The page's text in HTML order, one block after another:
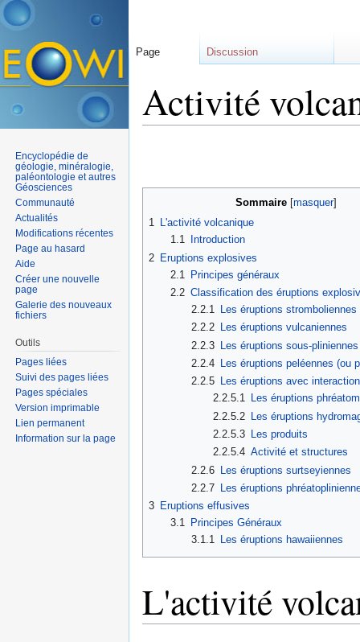
Activité
Sommaire[ masquer]
1 L'activité volcanique
1.1
Introduction
2 Eruptions explosives
2.1
Principes généraux
2.2 Classification des éruptions
2.2.1 Les éruptions stromboliennes
2.2.2 Les éruptions vulcaniennes
2.2.3
Les éruptions sous-
2.2.4 Les éruptions peléennes (ou
2.2.5 Les éruptions avec
2.2.5.1
Les éruptions
2.2.5.2 Les éruptions
2.2.5.3
Les produits
2.2.5.4 Activité et structures
2.2.6 Les éruptions surtseyiennes
2.2.7 Les éruptions
3 Eruptions effusives
3.1
Principes Généraux
3.1.1 Les éruptions hawaiiennes
L'activité
Page Discussion
Encyclopédie de
géologie, minéralogie,
paléontologie et autres
Géosciences
Communauté
Actualités
Modifications récentes
Page au hasard
Aide
Créer une nouvelle
page
Galerie des nouveaux
fichiers
Outils
Pages liées
Suivi des pages liées
Pages spéciales
Version imprimable
Lien permanent
Information sur la page